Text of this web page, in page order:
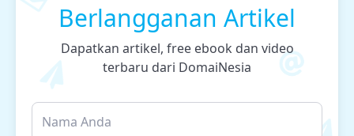
Berlangganan Artikel
Dapatkan artikel, free ebook dan video
terbaru dari DomaiNesia